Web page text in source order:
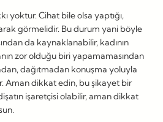
yoktur. Cihat bile olsa yaptığı,
görmelidir. Bu durum yani böyle
da kaynaklanabilir, kadının
zor olduğu biri yapamamasından
dağıtmadan konuşma yoluyla
Aman dikkat edin, bu şikayet bir
işaretçisi olabilir, aman dikkat